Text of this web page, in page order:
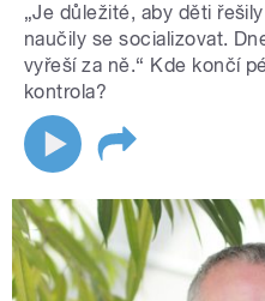
„Je důležité, aby děti
naučily se socializovat.
vyřeší za ně.“ Kde končí
kontrola?